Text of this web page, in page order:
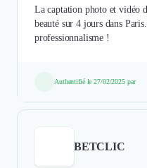
La captation photo et vidéo
beauté sur 4 jours dans
professionnalisme !
Authentifié le 27/02/2025 par
BETCLIC